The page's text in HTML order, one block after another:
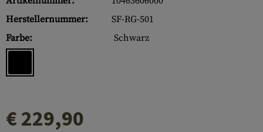
Herstellernummer:
SF-RG-501
Farbe:
Schwarz
€ 229,90